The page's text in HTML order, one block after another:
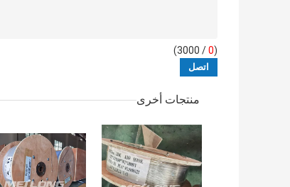
(
0
/ 3000)
منتجات أخرى